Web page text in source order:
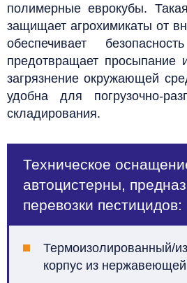
полимерные еврокубы.
защищает агрохимикаты от
обеспечивает
предотвращает просыпание
загрязнение окружающей
удобна для погрузочно-
складирования.
Техническое
автоцистерны,
перевозки пестицидов:
Термоизолированный/
корпус из